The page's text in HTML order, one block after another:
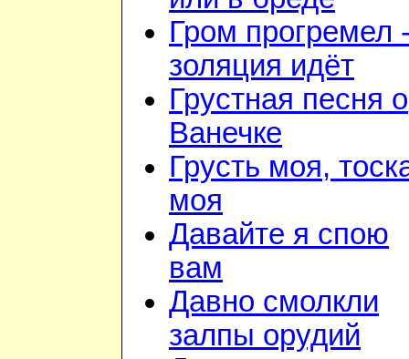
Гром прогремел
золяция идёт
Грустная песня о
Ванечке
Грусть моя,
моя
Давайте я спою
вам
Давно смолкли
залпы орудий